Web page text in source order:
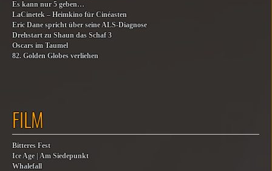
Es kann nur 5 geben…
LaCinetek – Heimkino für Cinéasten
Eric Dane spricht über seine ALS-Diagnose
Drehstart zu Shaun das Schaf 3
Oscars im Taumel
82. Golden Globes verliehen
FILM
Bitteres Fest
Ice Age | Am Siedepunkt
Whalefall